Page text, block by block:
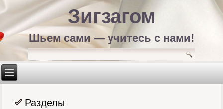
Зигзагом
Шьем сами — учитесь с нами!
Разделы